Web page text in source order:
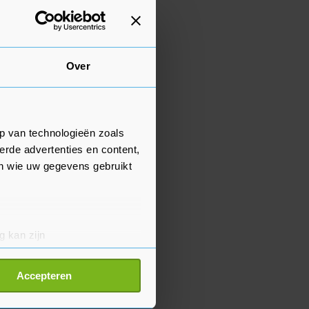
Over
van technologieën zoals
advertenties en content,
wie uw gegevens gebruikt
kan zijn
detailgedeelte
Accepteren